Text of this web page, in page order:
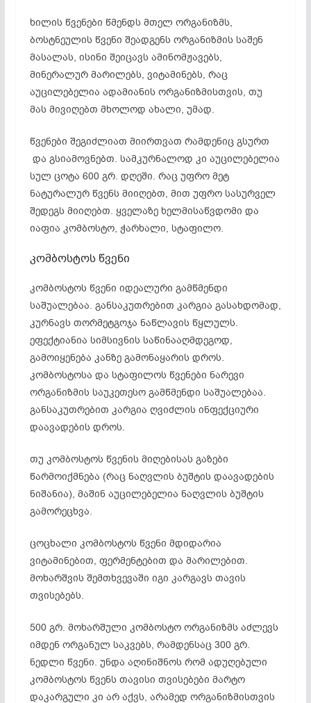
ხილის წვენები წმენდს მთელ ორგანიზმს,
ბოსტნეულის წვენი შეადგენს ორგანიზმის საშენ
მასალას, ისინი შეიცავს ამინომჟავებს,
მინერალურ მარილებს, ვიტამინებს, რაც
აუცილებელია ადამიანის ორგანიზმისთვის, თუ
მას მივიღებთ მხოლოდ ახალი, უმად.
წვენები შეგიძლიათ მიირთვათ რამდენიც გსურთ
და გსიამოვნებთ. სამკურნალოდ კი აუცილებელია
სულ ცოტა 600 გრ. დღეში. რაც უფრო მეტ
ნატურალურ წვენს მიიღებთ, მით უფრო სასურველ
შედეგს მიიღებთ. ყველაზე ხელმისაწვდომი და
იაფია კომბოსტო, ჭარხალი, სტაფილო.
კომბოსტოს წვენი
კომბოსტოს წვენი იდეალური გამწმენდი
საშუალებაა. განსაკუთრებით კარგია გასახდომად,
კურნავს თორმეტგოჯა ნაწლავის წყლულს.
ეფექტიანია სიმსივნის საწინააღმდეგოდ,
გამოიყენება კანზე გამონაყარის დროს.
კომბოსტოსა და სტაფილოს წვენები ნარევი
ორგანიზმის საუკეთესო გამწმენდი საშუალებაა.
განსაკუთრებით კარგია ღვიძლის ინფექციური
დაავადების დროს.
თუ კომბოსტოს წვენის მიღებისას გაზები
წარმოიქმნება (რაც ნაღვლის ბუშტის დაავადების
ნიშანია), მაშინ აუცილებელია ნაღვლის ბუშტის
გამორეცხვა.
ცოცხალი კომბოსტოს წვენი მდიდარია
ვიტამინებით, ფერმენტებით და მარილებით.
მოხარშვის შემთხვევაში იგი კარგავს თავის
თვისებებს.
500 გრ. მოხარშული კომბოსტო ორგანიზმს აძლევს
იმდენ ორგანულ საკვებს, რამდენსაც 300 გრ.
ნედლი წვენი. უნდა აღინიშნოს რომ ადუღებული
კომბოსტოს წვენს თავისი თვისებები მარტო
დაკარგული კი არ აქვს, არამედ ორგანიზმისთვის